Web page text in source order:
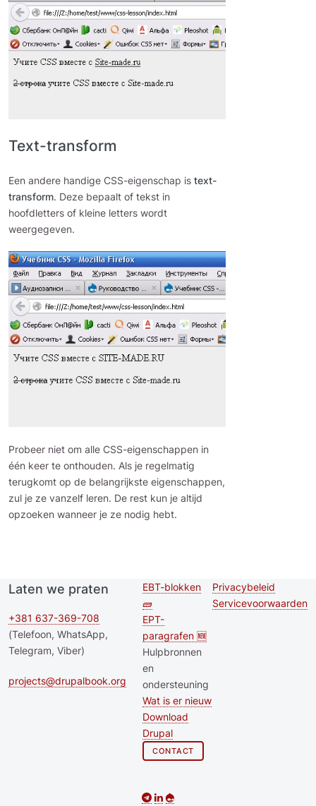
Text-transform
Een andere handige CSS-eigenschap is text-
transform. Deze bepaalt of tekst in
hoofdletters of kleine letters wordt
weergegeven.
Probeer niet om alle CSS-eigenschappen in
één keer te onthouden. Als je regelmatig
terugkomt op de belangrijkste eigenschappen,
zul je ze vanzelf leren. De rest kun je altijd
opzoeken wanneer je ze nodig hebt.
Laten we praten
+381 637-369-708
(Telefoon, WhatsApp,
Telegram, Viber)
projects@drupalbook.org
Second
footer
menu
EBT-blokken
🧱
EPT-
paragrafen 🆕
Hulpbronnen
en
ondersteuning
Wat is er nieuw
Download
Drupal
CONTACT
Footer menu
Privacybeleid
Servicevoorwaarden